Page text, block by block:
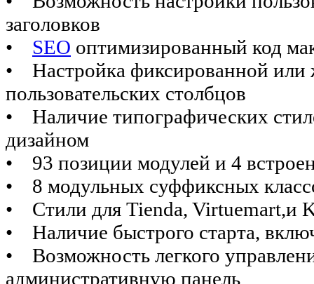
заголовков
• SEO оптимизированный код
• Настройка фиксированной
пользовательских столбцов
• Наличие типографических
дизайном
• 93 позиции модулей и 4
• 8 модульных суффиксных
• Стили для Tienda, Virtuemart,и
• Наличие быстрого старта,
• Возможность легкого
административную панель